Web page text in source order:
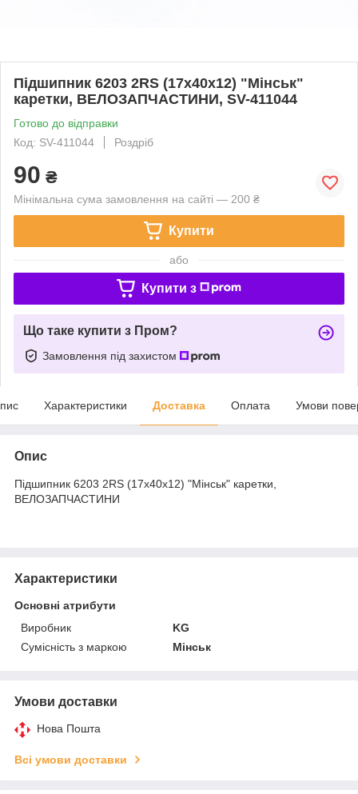
Підшипник 6203 2RS (17х40х12) "Мінськ"
каретки, ВЕЛОЗАПЧАСТИНИ, SV-411044
Готово до відправки
Код: SV-411044
Роздріб
90 ₴
Мінімальна сума замовлення на сайті — 200 ₴
Купити
або
Купити з
Що таке купити з Пром?
Замовлення під захистом
Характеристики Доставка Оплата Умови
Опис
Підшипник 6203 2RS (17х40х12) "Мінськ" каретки,
ВЕЛОЗАПЧАСТИНИ
Характеристики
Основні атрибути
Виробник
KG
Сумісність з маркою
Мінськ
Умови доставки
Нова Пошта
Всі умови доставки